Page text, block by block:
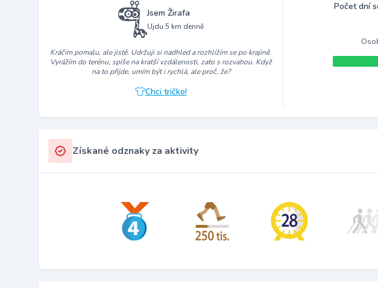
Jsem Žirafa
Ujdu 5 km denně
Kráčím pomalu, ale jistě. Udržuji si nadhled a rozhlížím se po krajině.
Vyrážím do terénu, spíše na kratší vzdálenosti, zato s rozvahou. Když
na to přijde, umím být i rychlá, ale proč, že?
Chci tričko!
Počet dní
Získané odznaky za aktivity